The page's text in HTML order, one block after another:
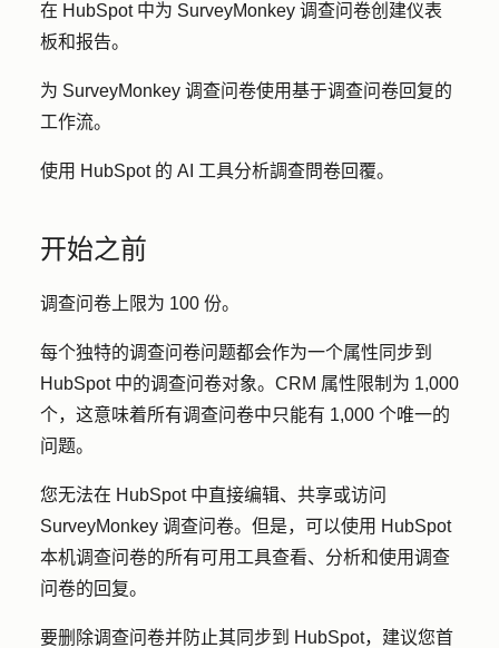
在 HubSpot 中为 SurveyMonkey 调查问卷创建仪表
板和报告。
为 SurveyMonkey 调查问卷使用基于调查问卷回复的
工作流。
使用 HubSpot 的 AI 工具分析調查問卷回覆。
开始之前
调查问卷上限为 100 份。
每个独特的调查问卷问题都会作为一个属性同步到
HubSpot 中的调查问卷对象。CRM 属性限制为 1,000
个，这意味着所有调查问卷中只能有 1,000 个唯一的
问题。
您无法在 HubSpot 中直接编辑、共享或访问
SurveyMonkey 调查问卷。但是，可以使用 HubSpot
本机调查问卷的所有可用工具查看、分析和使用调查
问卷的回复。
要删除调查问卷并防止其同步到 HubSpot，建议您首